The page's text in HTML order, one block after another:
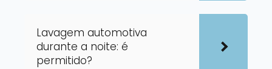
Lavagem automotiva
durante a noite: é
permitido?